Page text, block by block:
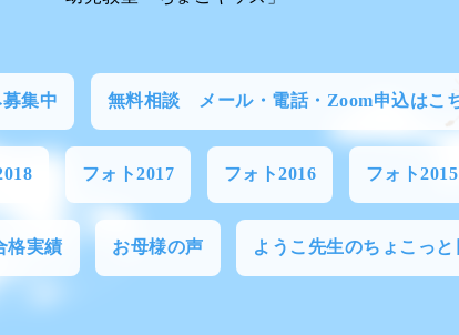
集中 無料相談 メール・電話・Zoom申込はこ
フォト2017 フォト2016 フォト2015
格実績 お母様の声 ようこ先生のちょこっと